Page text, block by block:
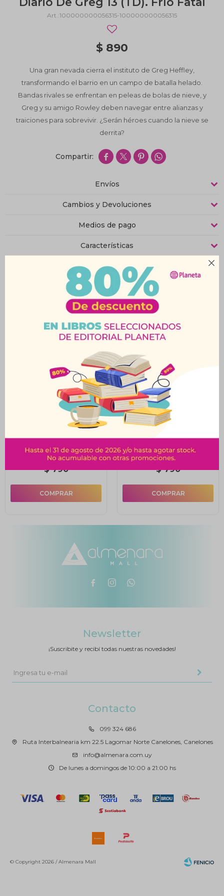

100000000056315-100000000056315
$ 890
Una gran nevada cierra el instituto de Greg Heffley,
transformando el barrio en un campo de batalla helado.
Bandas rivales se enfrentan en peleas de bolas de nieve, y
Greg y su amigo Rowley deben navegar entre alianzas y
traiciones para sobrevivir. ¿Serán héroes cuando la nieve se
derrita?
   
Envíos
Cambios y Devoluciones
Medios de pago
Características
Productos que te pueden interesar
Las Perrerías De Mike
4-Mikecrack Y El
$ 790
Topa-El Viajero. Libro 1
$ 790
  
Contacto
099 324 686
Ruta Interbalnearia km 22.5 Lagomar Norte Canelones, Canelones
info@almenara.com.uy
De lunes a domingos de 10:00 a 21:00 hs
Newsletter
¡Suscribite y recibí todas nuestras novedades!
© Copyright 2026 / Almenara Mall